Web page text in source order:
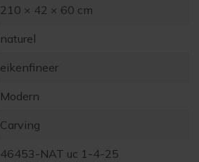
210 × 42 × 60 cm
naturel
eikenfineer
Modern
Carving
46453-NAT uc 1-4-25